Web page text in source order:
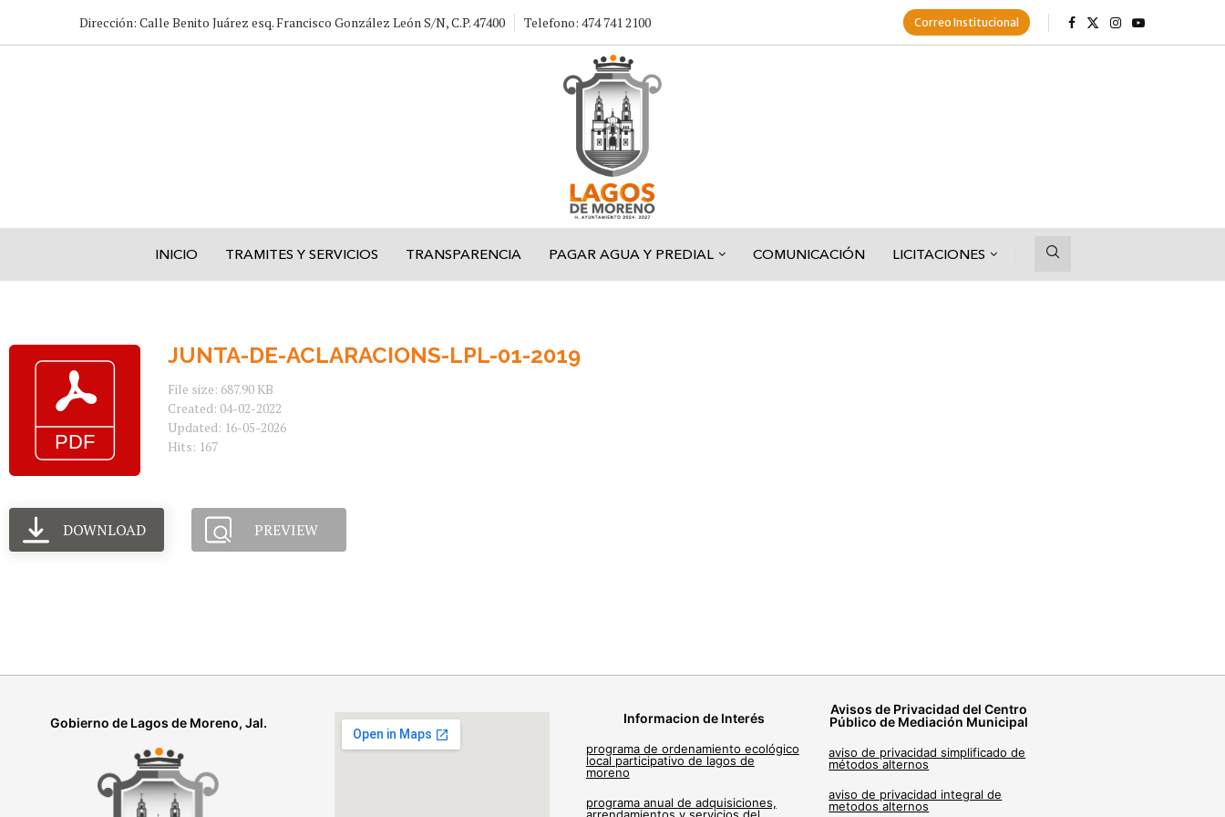
Dirección: Calle Benito Juárez esq. Francisco González León S/N, C.P. 47400 Telefono: 474 741 2100 Correo Institucional
INICIO TRAMITES Y SERVICIOS TRANSPARENCIA PAGAR AGUA Y PREDIAL COMUNICACIÓN LICITACIONES
JUNTA-DE-ACLARACIONS-LPL-01-2019
File size: 687.90 KB
Created: 04-02-2022
Updated: 16-05-2026
Hits: 167
DOWNLOAD PREVIEW
Gobierno de Lagos de Moreno, Jal. Informacion de Interés
programa de ordenamiento ecológico
local participativo de lagos de
moreno
programa anual de adquisiciones,
Avisos de Privacidad del Centro
Público de Mediación Municipal
aviso de privacidad simplificado de
métodos alternos
aviso de privacidad integral de
metodos alternos